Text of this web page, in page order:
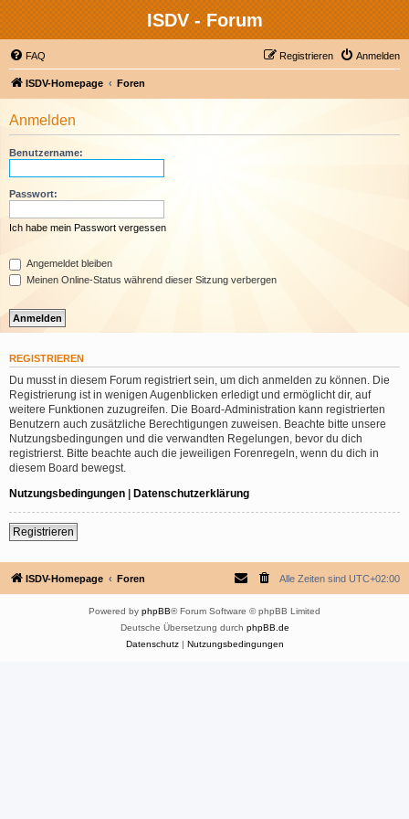
ISDV - Forum
FAQ Anmelden
Registrieren
ISDV-Homepage Foren
Anmelden
Benutzername:
Passwort:
Ich habe mein Passwort vergessen
Angemeldet bleiben
Meinen Online-Status während dieser Sitzung verbergen
REGISTRIEREN
Du musst in diesem Forum registriert sein, um dich anmelden zu können. Die
Registrierung ist in wenigen Augenblicken erledigt und ermöglicht dir, auf
weitere Funktionen zuzugreifen. Die Board-Administration kann registrierten
Benutzern auch zusätzliche Berechtigungen zuweisen. Beachte bitte unsere
Nutzungsbedingungen und die verwandten Regelungen, bevor du dich
registrierst. Bitte beachte auch die jeweiligen Forenregeln, wenn du dich in
diesem Board bewegst.
Nutzungsbedingungen | Datenschutzerklärung
Registrieren
ISDV-Homepage Foren Alle Zeiten sind UTC+02:00
Powered by phpBB® Forum Software © phpBB Limited
Deutsche Übersetzung durch phpBB.de
Datenschutz| Nutzungsbedingungen